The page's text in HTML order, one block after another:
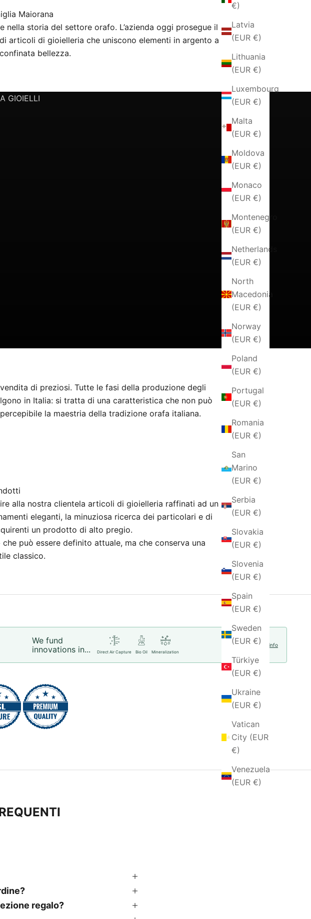
€)
Latvia
(EUR €)
Lithuania
(EUR €)
Luxembourg
(EUR €)
Malta
(EUR €)
Moldova
(EUR €)
Monaco
(EUR €)
Montenegro
(EUR €)
Netherlands
(EUR €)
North
Macedonia
(EUR €)
Norway
(EUR €)
Poland
(EUR €)
Portugal
(EUR €)
Romania
(EUR €)
San
Marino
(EUR €)
Serbia
(EUR €)
Slovakia
(EUR €)
Slovenia
(EUR €)
Spain
(EUR €)
Sweden
(EUR €)
Türkiye
(EUR €)
Ukraine
(EUR €)
Vatican
City (EUR
€)
Venezuela
(EUR €)
Maiorana
storia del settore orafo. L’azienda oggi prosegue il
articoli di gioielleria che uniscono elementi in argento a
bellezza.
GIOIELLI
di preziosi. Tutte le fasi della produzione degli
in Italia: si tratta di una caratteristica che non può
la maestria della tradizione orafa italiana.
alla nostra clientela articoli di gioielleria raffinati ad un
eleganti, la minuziosa ricerca dei particolari e di
un prodotto di alto pregio.
può essere definito attuale, ma che conserva una
classico.
We fund
innovations in...
Direct Air Capture Bio Oil Mineralization
More info
regalo?